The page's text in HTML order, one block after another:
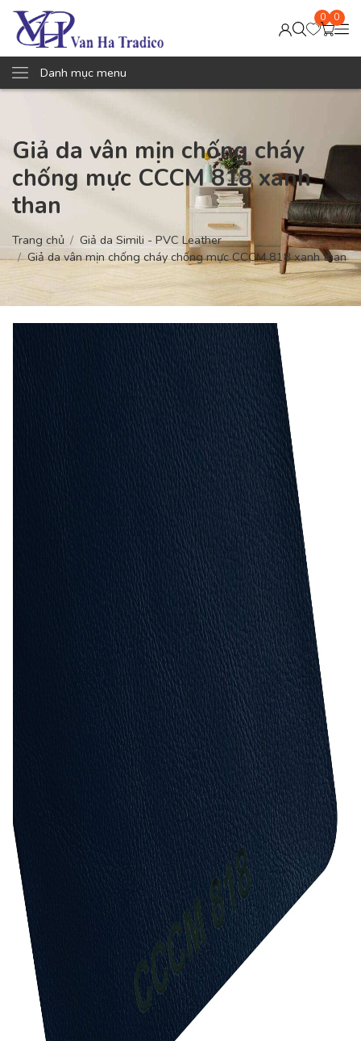
0 0
Danh mục menu
Giả da vân mịn chống cháy
chống mực CCCM 818 xanh
than
Trang chủ
Giả da Simili - PVC Leather
Giả da vân mịn chống cháy chống mực CCCM 818 xanh than